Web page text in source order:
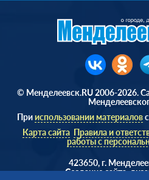
© Менделеевск.RU 2006-2026.
Прииспользовании материалов
Карта сайта Правила и
работы с
423650, г.
Cоздание сайта,